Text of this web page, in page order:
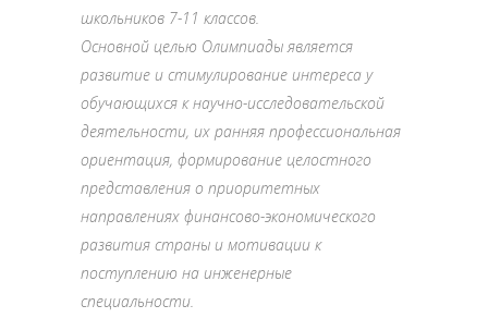
школьников 7-11 классов.
Основной целью Олимпиады является
развитие и стимулирование интереса у
обучающихся к научно-исследовательской
деятельности, их ранняя профессиональная
ориентация, формирование целостного
представления о приоритетных
направлениях финансово-экономического
развития страны и мотивации к
поступлению на инженерные
специальности.